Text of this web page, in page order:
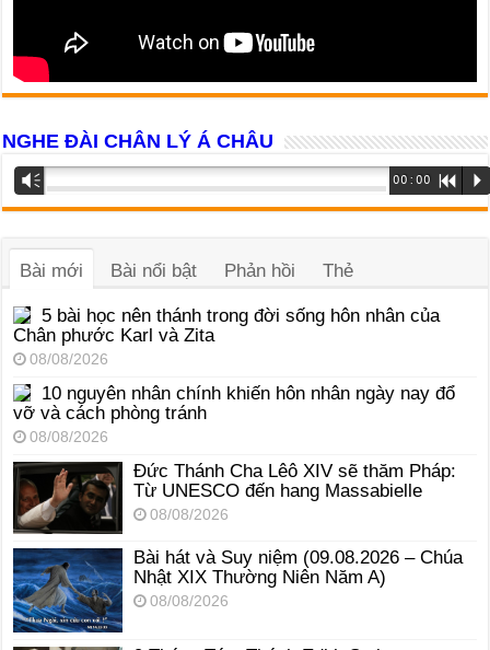
NGHE ĐÀI CHÂN LÝ Á CHÂU
Trình
phát
âm
Vm 00:00 R P
Bài mới Bài nổi bật Phản hồi Thẻ
5 bài học nên thánh trong đời sống hôn nhân của
Chân phước Karl và Zita
08/08/2026
10 nguyên nhân chính khiến hôn nhân ngày nay đổ
vỡ và cách phòng tránh
08/08/2026
Đức Thánh Cha Lêô XIV sẽ thăm Pháp:
Từ UNESCO đến hang Massabielle
08/08/2026
Bài hát và Suy niệm (09.08.2026 – Chúa
Nhật XIX Thường Niên Năm A)
08/08/2026